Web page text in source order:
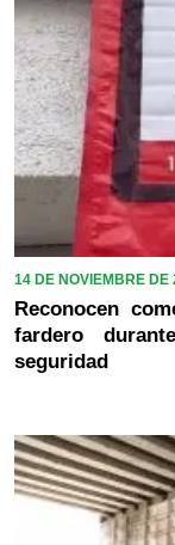
14 DE NOVIEMBRE DE
Reconocen
fardero
seguridad